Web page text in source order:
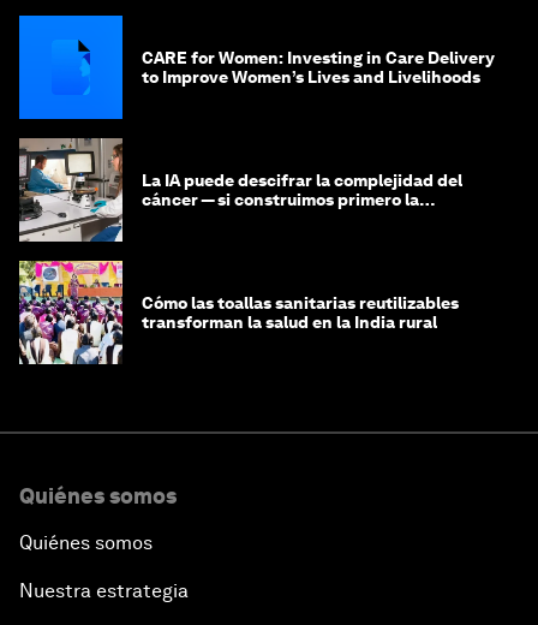
CARE for Women: Investing in Care Delivery
to Improve Women’s Lives and Livelihoods
La IA puede descifrar la complejidad del
cáncer — si construimos primero la
Cómo las toallas sanitarias reutilizables
transforman la salud en la India rural
Quiénes somos
Quiénes somos
Nuestra estrategia